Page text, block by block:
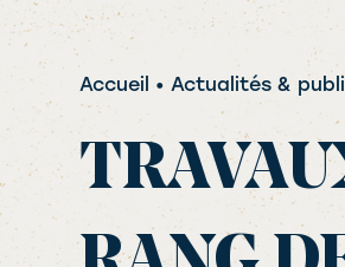
Accueil • Actualités &